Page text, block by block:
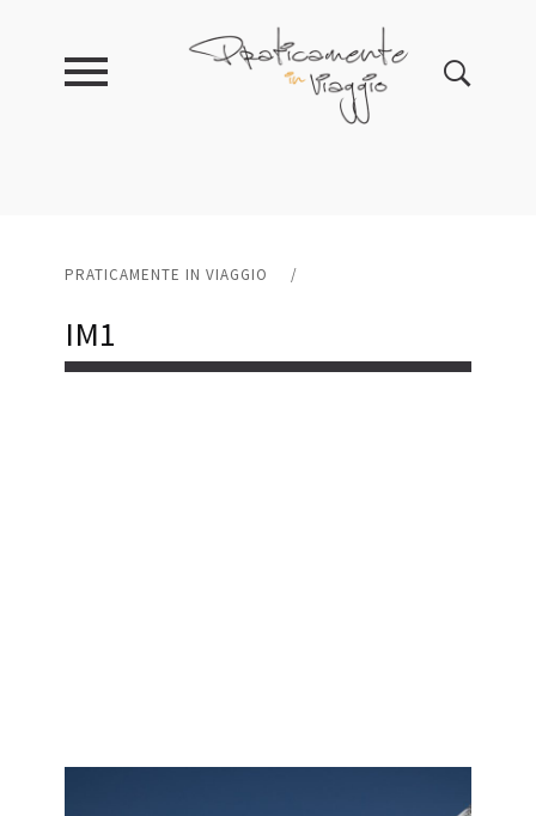
PRATICAMENTE IN VIAGGIO /
IM1